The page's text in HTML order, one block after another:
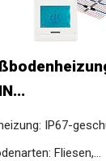
IP67-
Fliesen,...